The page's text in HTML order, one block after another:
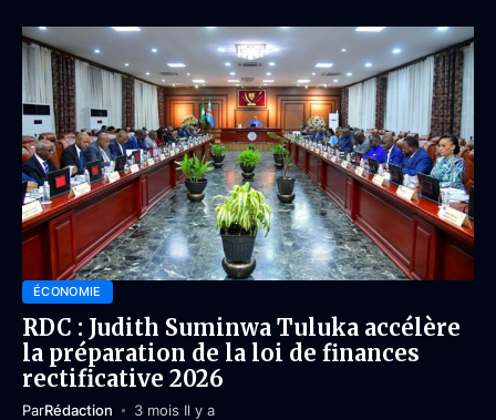
ÉCONOMIE
RDC : Judith Suminwa Tuluka accélère
la préparation de la loi de finances
rectificative 2026
ParRédaction 3 mois Il y a